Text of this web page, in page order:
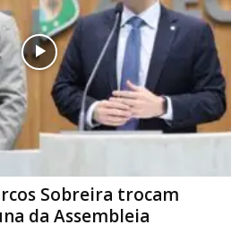
Sobreira trocam
da Assembleia